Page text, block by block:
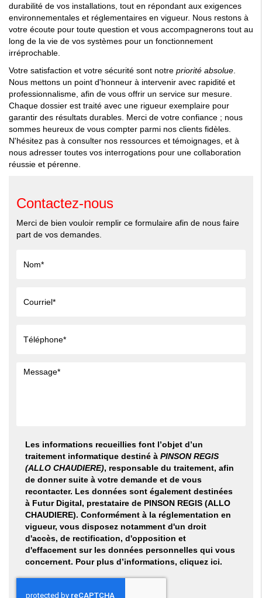
durabilité de vos installations, tout en répondant aux exigences
environnementales et réglementaires en vigueur. Nous restons à
votre écoute pour toute question et vous accompagnerons tout au
long de la vie de vos systèmes pour un fonctionnement
irréprochable.
Votre satisfaction et votre sécurité sont notre priorité absolue
Nous mettons un point d'honneur à intervenir avec rapidité et
professionnalisme, afin de vous offrir un service sur mesure.
Chaque dossier est traité avec une rigueur exemplaire pour
garantir des résultats durables. Merci de votre confiance ; nous
sommes heureux de vous compter parmi nos clients fidèles.
N'hésitez pas à consulter nos ressources et témoignages, et à
nous adresser toutes vos interrogations pour une collaboration
réussie et pérenne.
Contactez-nous
Merci de bien vouloir remplir ce formulaire afin de nous faire
part de vos demandes.
Les informations recueillies font l’objet d’un
traitement informatique destiné àPINSON REGIS
(ALLO CHAUDIERE), responsable du traitement, afin
de donner suite à votre demande et de vous
recontacter. Les données sont également destinées
à Futur Digital, prestataire de PINSON REGIS (ALLO
CHAUDIERE). Conformément à la réglementation en
vigueur, vous disposez notamment d'un droit
d'accès, de rectification, d'opposition et
d'effacement sur les données personnelles qui vous
concernent. Pour plus d’informations, cliquez ici.